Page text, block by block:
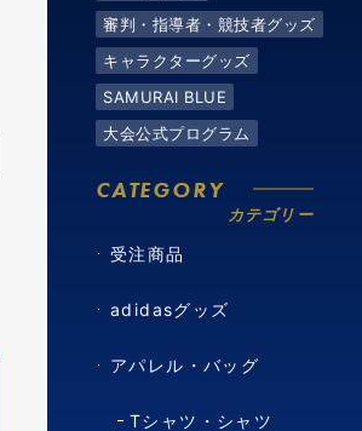
審判・指導者・競技者グッズ
キャラクターグッズ
SAMURAI BLUE
大会公式プログラム
CATEGORY
カテゴリー
受注商品
adidasグッズ
アパレル・バッグ
Tシャツ・シャツ